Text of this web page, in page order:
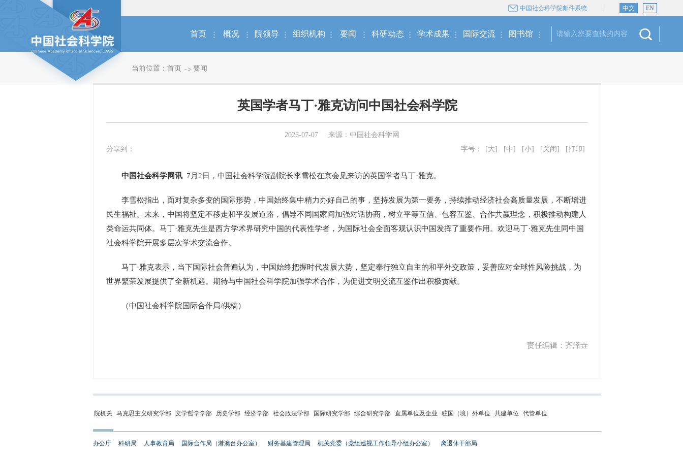
中国社会科学院邮件系统 中文 EN
首页 概况 院领导 组织机构 要闻 科研动态 学术成果 国际交流 图书馆
当前位置： 首页 要闻
英国学者马丁·雅克访问中国社会科学院
2026-07-07
来源：中国社会科学网
分享到：
字号： [大] [中] [小] [关闭] [打印]
中国社会科学网讯 7月2日，中国社会科学院副院长李雪松在京会见来访的英国学者马丁·雅克。
李雪松指出，面对复杂多变的国际形势，中国始终集中精力办好自己的事，坚持发展为第一要务，持续推动经济社会高质量发展，不断增进
民生福祉。未来，中国将坚定不移走和平发展道路，倡导不同国家间加强对话协商，树立平等互信、包容互鉴、合作共赢理念，积极推动构建人
类命运共同体。马丁·雅克先生是西方学术界研究中国的代表性学者，为国际社会全面客观认识中国发挥了重要作用。欢迎马丁·雅克先生同中国
社会科学院开展多层次学术交流合作。
马丁·雅克表示，当下国际社会普遍认为，中国始终把握时代发展大势，坚定奉行独立自主的和平外交政策，妥善应对全球性风险挑战，为
世界繁荣发展提供了全新机遇。期待与中国社会科学院加强学术合作，为促进文明交流互鉴作出积极贡献。
（中国社会科学院国际合作局/供稿）
责任编辑：齐泽垚
院机关 马克思主义研究学部 文学哲学学部 历史学部 经济学部 社会政法学部 国际研究学部 综合研究学部 直属单位及企业 驻国（境）外单位 共建单位 代管单位
办公厅 科研局 人事教育局 国际合作局（港澳台办公室） 财务基建管理局 机关党委（党组巡视工作领导小组办公室） 离退休干部局